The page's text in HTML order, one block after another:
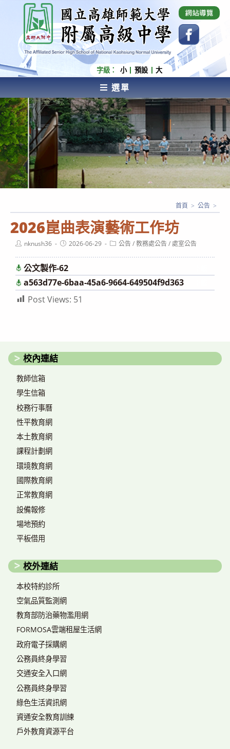
內
容
國立高雄師範大學附屬高級中學 Affiliated Senior
High School of National Kaohsiung Normal
University
字級： 小 預設 大
選單
AFFILIATED SENIOR HIGH SCHOOL OF NATIONAL
KAOHSIUNG NORMAL UNIVERSITY
2026崑曲表演藝術工作坊
首頁 > 公告 >
Postnknush36
Post2026-06-29
Post公告/教務處公告/處室公告
公文製作-62
a563d77e-6baa-45a6-9664-649504f9d363
Post Views: 51
校內連結
教師信箱
學生信箱
校務行事曆
性平教育網
本土教育網
課程計劃網
環境教育網
國際教育網
正常教育網
設備報修
場地預約
平板借用
校外連結
本校特約診所
空氣品質監測網
教育部防治藥物濫用網
FORMOSA雲端租屋生活網
政府電子採購網
公務員終身學習
交通安全入口網
公務員終身學習
綠色生活資訊網
資通安全教育訓練
戶外教育資源平台